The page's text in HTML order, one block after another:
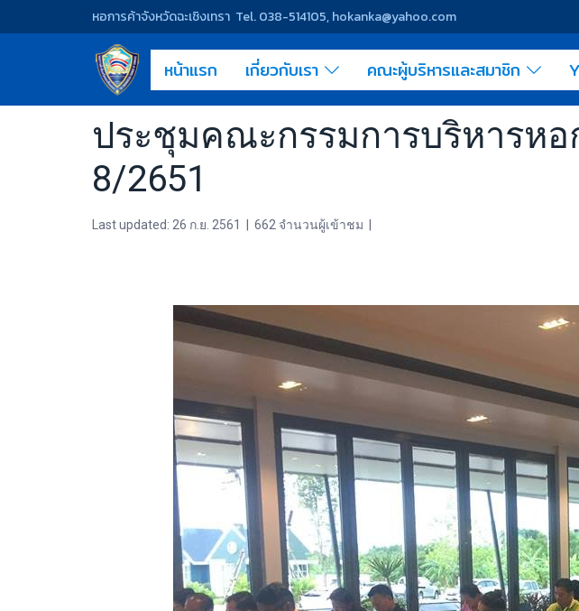
หอการค้าจังหวัดฉะเชิงเทรา Tel. 038-514105, hokanka@yahoo.com
หน้าแรก เกี่ยวกับเรา คณะผู้บริหารและสมาชิก
ประชุมคณะกรรมการบริหารหอ
8/2651
Last updated: 26 ก.ย. 2561 662 จำนวนผู้เข้าชม